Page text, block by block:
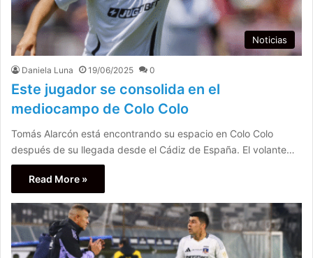
Noticias
Daniela Luna 19/06/2025 0
Este jugador se consolida en el
mediocampo de Colo Colo
Tomás Alarcón está encontrando su espacio en Colo Colo
después de su llegada desde el Cádiz de España. El volante…
Read More »